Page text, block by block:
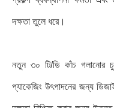
দক্ষতা তুলে ধরে।
নতুন ৩০ টি/ডি কাঁচ গলানোর
প্যাকেজিং উৎপাদনের জন্য